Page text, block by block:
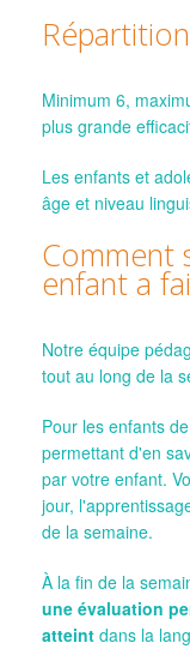
Minimum 6,
plus grande
Les enfants et
âge et niveau
Comment
enfant a
Notre équipe
tout au long de la
Pour les enfants
permettant d'en
par votre enfant.
jour,
de la semaine.
À la fin de la
une évaluation
atteint dans la